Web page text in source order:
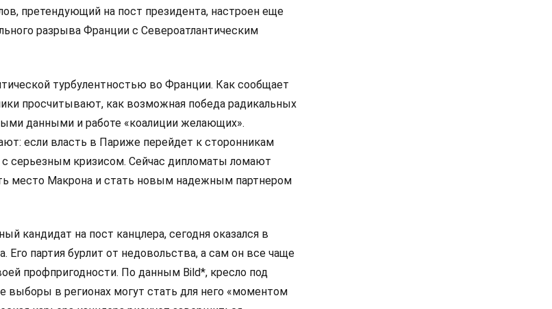
претендующий на пост президента, настроен еще
разрыва Франции с Североатлантическим
турбулентностью во Франции. Как сообщает
просчитывают, как возможная победа радикальных
данными и работе «коалиции желающих».
если власть в Париже перейдет к сторонникам
серьезным кризисом. Сейчас дипломаты ломают
место Макрона и стать новым надежным партнером
кандидат на пост канцлера, сегодня оказался в
Его партия бурлит от недовольства, а сам он все чаще
профпригодности. По данным Bild*, кресло под
выборы в регионах могут стать для него «моментом